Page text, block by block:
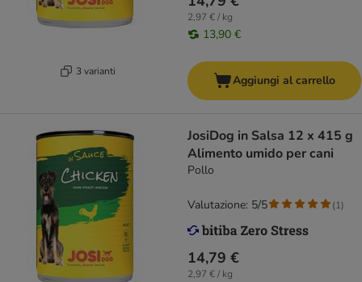
3 varianti
2,97 € / kg
13,90 €
Aggiungi al carrello
JosiDog in Salsa 12 x 415 g
Alimento umido per cani
Pollo
14,79 €
2,97 € / kg
Valutazione: 5/5 (1)